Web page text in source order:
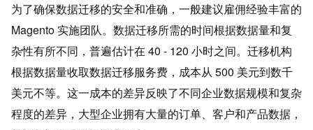
为了确保数据迁移的安全和准确，一般建议雇佣经验丰富的
Magento 实施团队。数据迁移所需的时间根据数据量和复
杂性有所不同，普遍估计在 40 - 120 小时之间。迁移机构
根据数据量收取数据迁移服务费，成本从 500 美元到数千
美元不等。这一成本的差异反映了不同企业数据规模和复杂
程度的差异，大型企业拥有大量的订单、客户和产品数据，